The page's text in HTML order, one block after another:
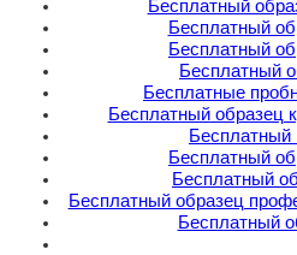
Бесплатный
Бесплатный
Бесплатный
Бесплатный
Бесплатные
Бесплатный образец
Бесплатный
Бесплатный
Бесплатный
Бесплатный образец
Бесплатный